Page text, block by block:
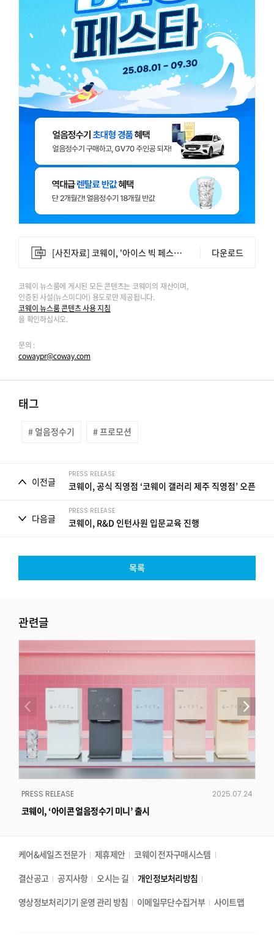
[사진자료] 코웨이, '아이스 빅 페스타' 진행.jpg 다운로드
코웨이 뉴스룸에 게시된 모든 콘텐츠는 코웨이의 재산이며,
인증된 사설(뉴스미디어) 용도로만 제공됩니다.
코웨이 뉴스룸 콘텐츠 사용 지침
을 확인하십시오.
문의 :
cowaypr@coway.com
태그
# 얼음정수기 # 프로모션
이전글
PRESS RELEASE
코웨이, 공식 직영점 ‘코웨이 갤러리 제주 직영점’ 오픈
다음글
PRESS RELEASE
코웨이, R&D 인턴사원 입문교육 진행
목록
관련글
PRESS RELEASE 2025.07.24
코웨이, ‘아이콘 얼음정수기 미니’ 출시
케어&세일즈 전문가 제휴제안
코웨이 전자구매시스템
결산공고
공지사항 오시는 길
개인정보처리방침
영상정보처리기기 운영 관리 방침
이메일무단수집거부 사이트맵